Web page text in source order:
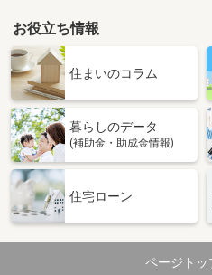
宮城県黒川郡大和町吉岡字道下
価 格
5.45万円
宮城県
専有面積 44.97m²
間取り
宮城県多賀城市下馬３
住 所
宮城県
専有面積 23.71m²
間取り
1K
お役立ち情報
住まいのコラム
暮らしのデータ
(補助金・助成金情報)
住宅ローン
ページトッ